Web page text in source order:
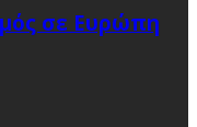
σε Ευρώπη